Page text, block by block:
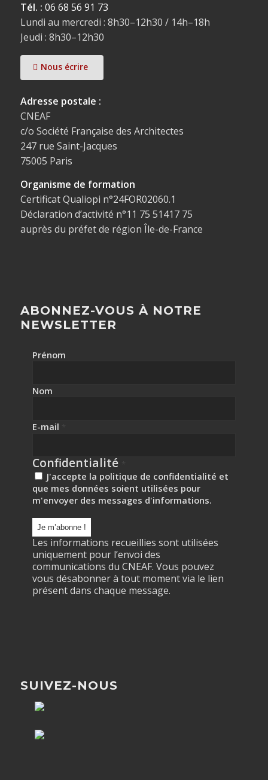
Tél. : 06 68 56 91 73
Lundi au mercredi : 8h30–12h30 / 14h–18h
Jeudi : 8h30–12h30
Nous écrire
Adresse postale :
CNEAF
c/o Société Française des Architectes
247 rue Saint-Jacques
75005 Paris
Organisme de formation
Certificat Qualiopi n°24FOR02060.1
Déclaration d’activité n°11 75 51417 75
auprès du préfet de région Île-de-France
ABONNEZ-VOUS À NOTRE
NEWSLETTER
Prénom
Nom
E-mail
Confidentialité
J'accepte la politique de confidentialité et
que mes données soient utilisées pour
m'envoyer des messages d'informations.
Les informations recueillies sont utilisées
uniquement pour l’envoi des
communications du CNEAF. Vous pouvez
vous désabonner à tout moment via le lien
présent dans chaque message.
SUIVEZ-NOUS